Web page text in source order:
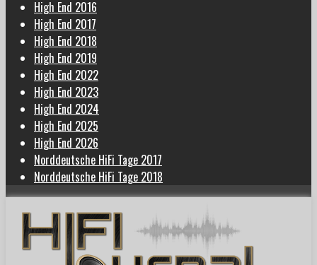
High End 2016
High End 2017
High End 2018
High End 2019
High End 2022
High End 2023
High End 2024
High End 2025
High End 2026
Norddeutsche HiFi Tage 2017
Norddeutsche HiFi Tage 2018